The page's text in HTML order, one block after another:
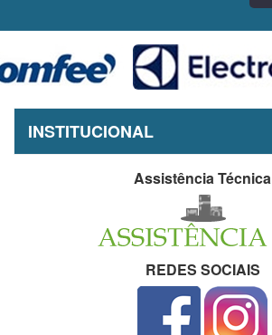
INSTITUCIONAL
Assistência Técnica
REDES SOCIAIS